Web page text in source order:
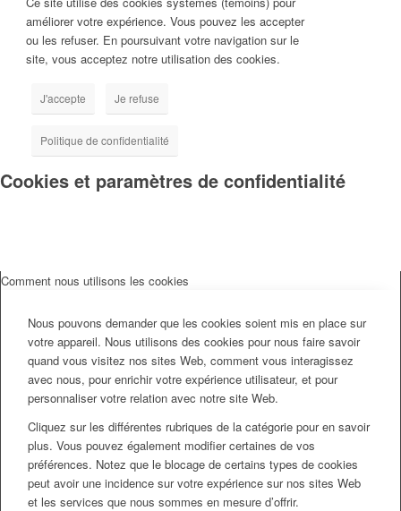
améliorer votre expérience. Vous pouvez les accepter
ou les refuser. En poursuivant votre navigation sur le
site, vous acceptez notre utilisation des cookies.
J'accepte Je refuse
Politique de confidentialité
Cookies et paramètres de confidentialité
Comment nous utilisons les cookies
Nous pouvons demander que les cookies soient mis en place sur
votre appareil. Nous utilisons des cookies pour nous faire savoir
quand vous visitez nos sites Web, comment vous interagissez
avec nous, pour enrichir votre expérience utilisateur, et pour
personnaliser votre relation avec notre site Web.
Cliquez sur les différentes rubriques de la catégorie pour en savoir
plus. Vous pouvez également modifier certaines de vos
préférences. Notez que le blocage de certains types de cookies
peut avoir une incidence sur votre expérience sur nos sites Web
et les services que nous sommes en mesure d’offrir.